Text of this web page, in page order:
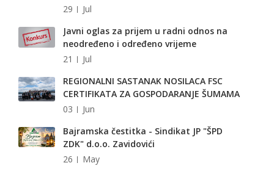
29
Jul
Javni oglas za prijem u radni odnos na
neodređeno i određeno vrijeme
21
Jul
REGIONALNI SASTANAK NOSILACA FSC
CERTIFIKATA ZA GOSPODARANJE ŠUMAMA
03
Jun
Bajramska čestitka - Sindikat JP "ŠPD
ZDK" d.o.o. Zavidovići
26
May